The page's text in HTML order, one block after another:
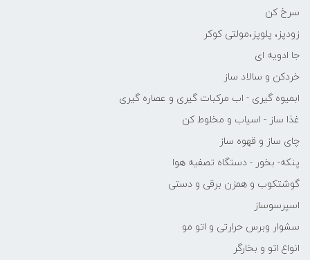
سرخ کن
زودپز، پلوپز،مولتی کوکر
جا ادویه ای
خردکن و سالاد ساز
ابمیوه گیری - اب مرکبات گیری و عصاره گیری
غذا ساز - اسیاب و مخلوط کن
چای ساز و قهوه ساز
پنکه- بخور - دستگاه تصفیه هوا
گوشتکوب و همزن برقی و دستی
اسپرسوساز
سشوار وبرس حرارتی و اتو مو
انواع اتو و بخارگر